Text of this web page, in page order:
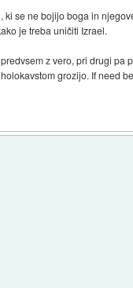
se ne bojijo boga in
je treba uničiti Izrael.
z vero, pri drugi pa
grozijo. If need